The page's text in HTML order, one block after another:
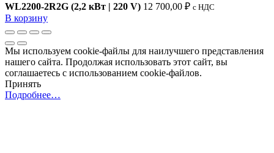
WL2200-2R2G (2,2 кВт | 220 V) 12 700,00 ₽ c НДС
В корзину
Мы используем cookie-файлы для наилучшего представления
нашего сайта. Продолжая использовать этот сайт, вы
соглашаетесь с использованием cookie-файлов.
Принять
Подробнее…